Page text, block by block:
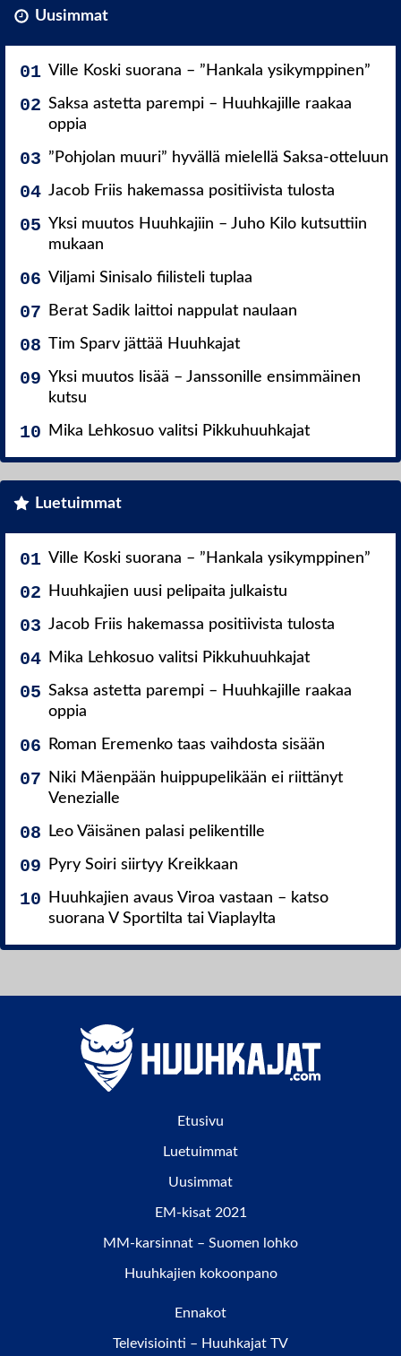
Uusimmat
Ville Koski suorana – ”Hankala ysikymppinen”
Saksa astetta parempi – Huuhkajille raakaa
oppia
”Pohjolan muuri” hyvällä mielellä Saksa-otteluun
Jacob Friis hakemassa positiivista tulosta
Yksi muutos Huuhkajiin – Juho Kilo kutsuttiin
mukaan
Viljami Sinisalo fiilisteli tuplaa
Berat Sadik laittoi nappulat naulaan
Tim Sparv jättää Huuhkajat
Yksi muutos lisää – Janssonille ensimmäinen
kutsu
Mika Lehkosuo valitsi Pikkuhuuhkajat
Luetuimmat
Ville Koski suorana – ”Hankala ysikymppinen”
Huuhkajien uusi pelipaita julkaistu
Jacob Friis hakemassa positiivista tulosta
Mika Lehkosuo valitsi Pikkuhuuhkajat
Saksa astetta parempi – Huuhkajille raakaa
oppia
Roman Eremenko taas vaihdosta sisään
Niki Mäenpään huippupelikään ei riittänyt
Venezialle
Leo Väisänen palasi pelikentille
Pyry Soiri siirtyy Kreikkaan
Huuhkajien avaus Viroa vastaan – katso
suorana V Sportilta tai Viaplaylta
Etusivu
Luetuimmat
Uusimmat
EM-kisat 2021
MM-karsinnat – Suomen lohko
Huuhkajien kokoonpano
Ennakot
Televisiointi – Huuhkajat TV